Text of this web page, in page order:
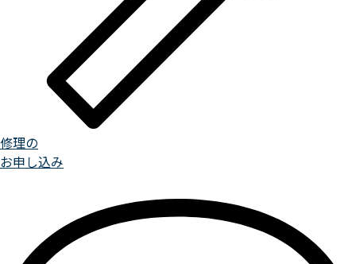
修理の
お申し込み